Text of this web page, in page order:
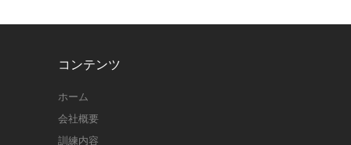
コンテンツ
ホーム
会社概要
訓練内容